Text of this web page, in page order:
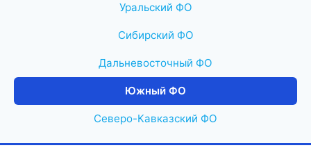
Уральский ФО
Сибирский ФО
Дальневосточный ФО
Южный ФО
Северо-Кавказский ФО